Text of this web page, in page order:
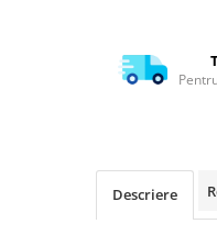
Descriere